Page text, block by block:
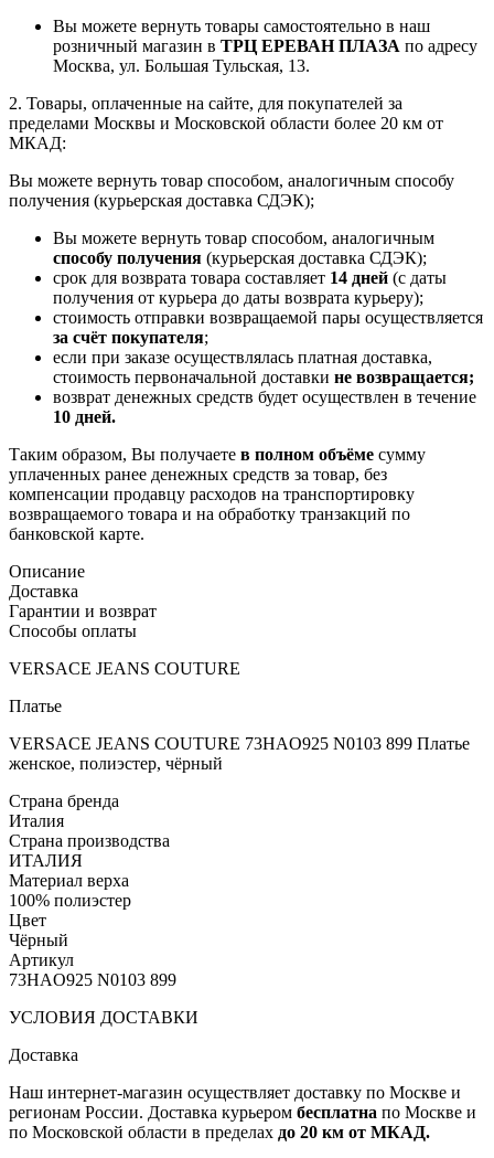
Вы можете вернуть товары самостоятельно в наш
розничный магазин в ТРЦ ЕРЕВАН ПЛАЗА по адресу
Москва, ул. Большая Тульская, 13.
2. Товары, оплаченные на сайте, для покупателей за
пределами Москвы и Московской области более 20 км от
МКАД:
Вы можете вернуть товар способом, аналогичным способу
получения (курьерская доставка СДЭК);
Вы можете вернуть товар способом, аналогичным
способу получения (курьерская доставка СДЭК);
срок для возврата товара составляет 14 дней (с даты
получения от курьера до даты возврата курьеру);
стоимость отправки возвращаемой пары осуществляется
за счёт покупателя;
если при заказе осуществлялась платная доставка,
стоимость первоначальной доставки не возвращается;
возврат денежных средств будет осуществлен в течение
10 дней.
Таким образом, Вы получаете в полном объёме сумму
уплаченных ранее денежных средств за товар, без
компенсации продавцу расходов на транспортировку
возвращаемого товара и на обработку транзакций по
банковской карте.
Описание
Доставка
Гарантии и возврат
Способы оплаты
VERSACE JEANS COUTURE
Платье
VERSACE JEANS COUTURE 73HAO925 N0103 899 Платье
женское, полиэстер, чёрный
Страна бренда
Италия
Страна производства
ИТАЛИЯ
Материал верха
100% полиэстер
Цвет
Чёрный
Артикул
73HAO925 N0103 899
УСЛОВИЯ ДОСТАВКИ
Доставка
Наш интернет-магазин осуществляет доставку по Москве и
регионам России. Доставка курьером бесплатна по Москве и
по Московской области в пределах до 20 км от МКАД.